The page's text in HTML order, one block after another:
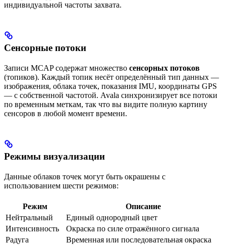
индивидуальной частоты захвата.
Сенсорные потоки
Записи MCAP содержат множество сенсорных потоков
(топиков). Каждый топик несёт определённый тип данных —
изображения, облака точек, показания IMU, координаты GPS
— с собственной частотой. Avala синхронизирует все потоки
по временным меткам, так что вы видите полную картину
сенсоров в любой момент времени.
Режимы визуализации
Данные облаков точек могут быть окрашены с
использованием шести режимов:
Режим
Описание
Нейтральный
Единый однородный цвет
Интенсивность
Окраска по силе отражённого сигнала
Радуга
Временная или последовательная окраска